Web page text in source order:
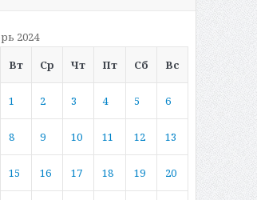
2024
Вт Ср Чт Пт Сб Вс
1 2 3 4 5 6
8 9 10 11 12 13
15 16 17 18 19 20